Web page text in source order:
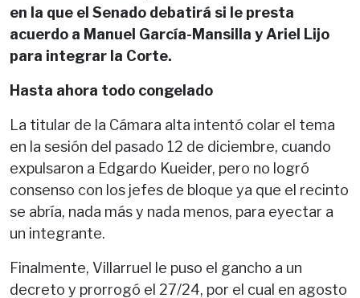
en la que el Senado debatirá si le presta
acuerdo a Manuel García-Mansilla y Ariel Lijo
para integrar la Corte.
Hasta ahora todo congelado
La titular de la Cámara alta intentó colar el tema
en la sesión del pasado 12 de diciembre, cuando
expulsaron a Edgardo Kueider, pero no logró
consenso con los jefes de bloque ya que el recinto
se abría, nada más y nada menos, para eyectar a
un integrante.
Finalmente, Villarruel le puso el gancho a un
decreto y prorrogó el 27/24, por el cual en agosto